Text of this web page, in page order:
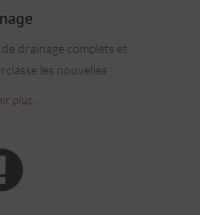
drainage complets et
les nouvelles
plus...